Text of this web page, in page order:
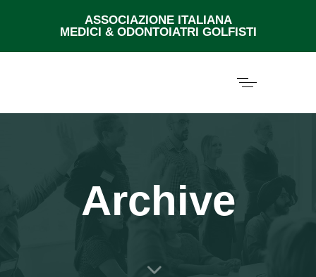
ASSOCIAZIONE ITALIANA
MEDICI & ODONTOIATRI GOLFISTI
Archive